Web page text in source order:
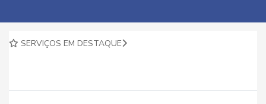
SERVIÇOS EM DESTAQUE